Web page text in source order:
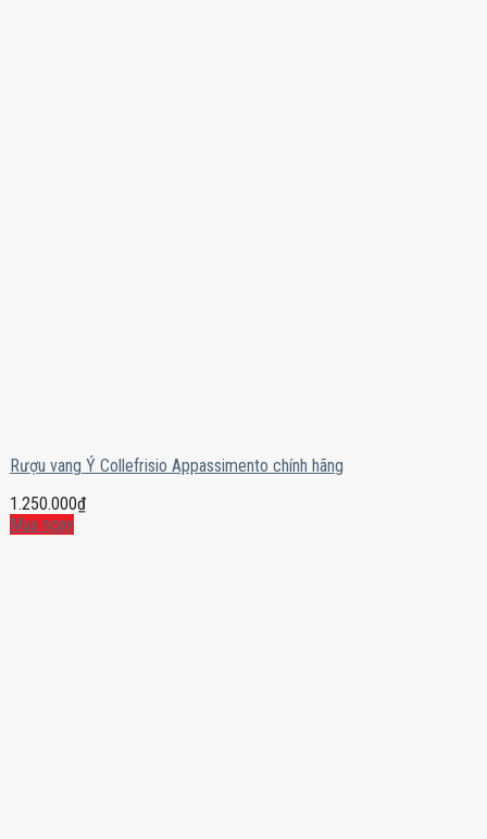
Rượu vang Ý Collefrisio Appassimento chính hãng
1.250.000₫
Mua ngay